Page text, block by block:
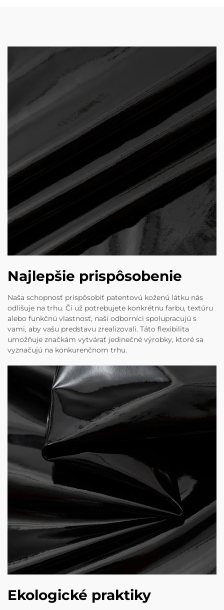
Najlepšie prispôsobenie
Naša schopnosť prispôsobiť patentovú koženú látku nás
odlišuje na trhu. Či už potrebujete konkrétnu farbu, textúru
alebo funkčnú vlastnosť, naši odborníci spolupracujú s
vami, aby vašu predstavu zrealizovali. Táto flexibilita
umožňuje značkám vytvárať jedinečné výrobky, ktoré sa
vyznačujú na konkurenčnom trhu.
Ekologické praktiky